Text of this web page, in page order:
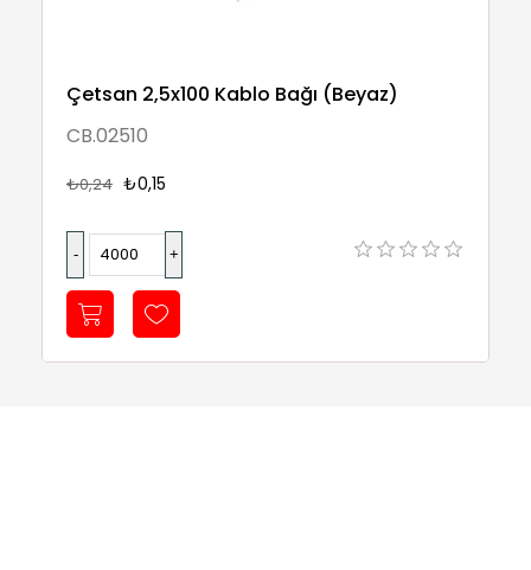
Çetsan 2,5x100 Kablo Bağı (Beyaz)
CB.02510
₺0,24 ₺0,15